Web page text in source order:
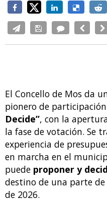
El Concello de Mos da
pionero de
Decide”, con la
la fase de votación. Se
experiencia de
en marcha en el
puede proponer y
destino de una parte
de 2026.